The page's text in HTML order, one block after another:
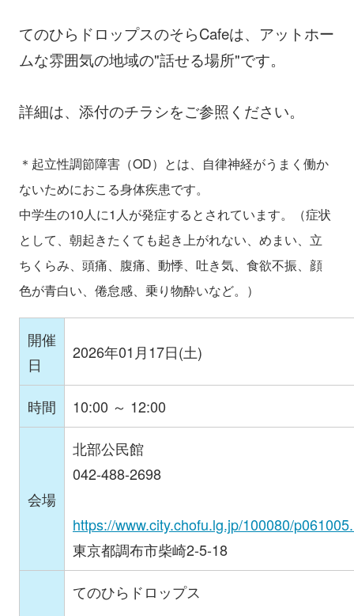
てのひらドロップスのそらCafeは、アットホー
ムな雰囲気の地域の"話せる場所"です。
詳細は、添付のチラシをご参照ください。
＊起立性調節障害（OD）とは、自律神経がうまく働か
ないためにおこる身体疾患です。
中学生の10人に1人が発症するとされています。（症状
として、朝起きたくても起き上がれない、めまい、立
ちくらみ、頭痛、腹痛、動悸、吐き気、食欲不振、顔
色が青白い、倦怠感、乗り物酔いなど。）
開催
日
2026年01月17日(土)
時間 10:00 ～ 12:00
会場
北部公民館
042-488-2698
https://www.city.chofu.lg.jp/100080/
東京都調布市柴崎2-5-18
てのひらドロップス